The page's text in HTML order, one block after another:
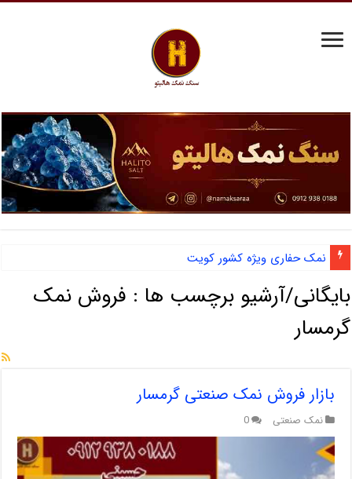
نمک حفاری ویژه کشور کویت
بایگانی/آرشیو برچسب ها : فروش نمک
گرمسار
بازار فروش نمک صنعتی گرمسار
نمک صنعتی 0